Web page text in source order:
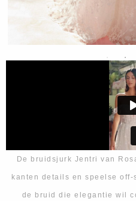
De bruidsjurk Jentri van
kanten details en speelse
de bruid die elegantie wil